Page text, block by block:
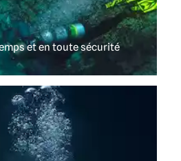
et en toute sécurité